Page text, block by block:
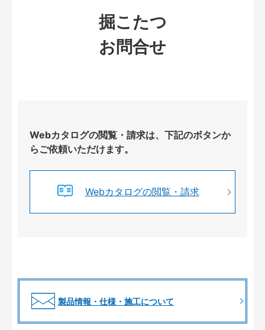
掘こたつ
お問合せ
Webカタログの閲覧・請求は、下記のボタンか
らご依頼いただけます。
Webカタログの閲覧・請求
製品情報・仕様・施工について